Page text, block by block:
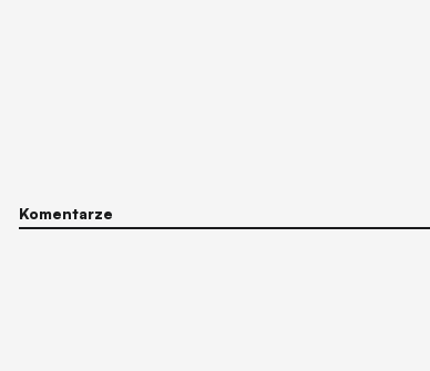
Komentarze